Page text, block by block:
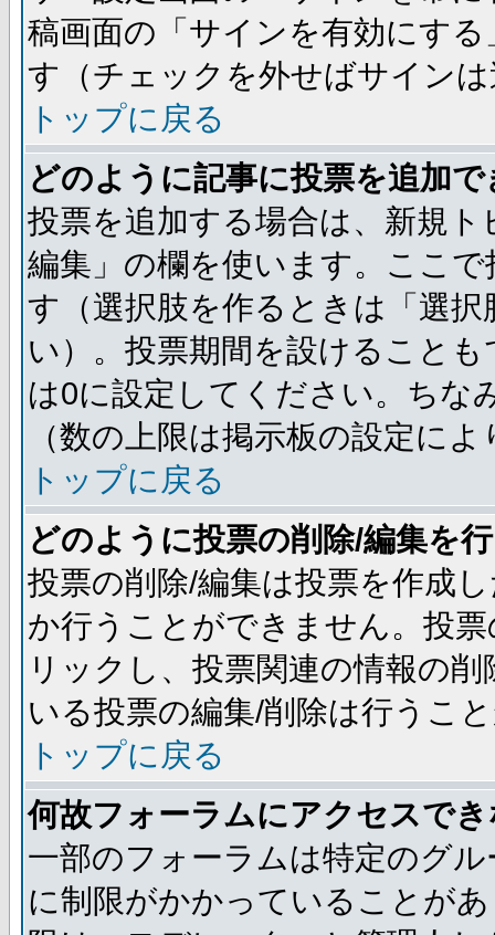
稿画面の「サインを有効にす
す（チェックを外せばサイン
トップに戻る
どのように記事に投票を追加
投票を追加する場合は、新規
編集」の欄を使います。ここ
す（選択肢を作るときは「選
い）。投票期間を設けること
は0に設定してください。ちな
（数の上限は掲示板の設定に
トップに戻る
どのように投票の削除/編集を
投票の削除/編集は投票を作成
か行うことができません。投
リックし、投票関連の情報の
いる投票の編集/削除は行うこ
トップに戻る
何故フォーラムにアクセスで
一部のフォーラムは特定のグ
に制限がかかっていることが